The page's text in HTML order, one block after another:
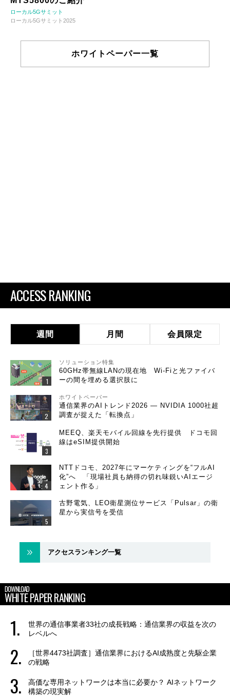
ローカル5Gサミット
ローカル5Gサミット2025
ホワイトペーパー一覧
ACCESS RANKING
週間 月間 会員限定
ソリューション特集
60GHz帯無線LANの現在地 Wi-Fiと光ファイバ
ーの間を埋める選択肢に
ホワイトペーパー
通信業界のAIトレンド2026 ― NVIDIA 1000社超
調査が捉えた「転換点」
MEEQ、楽天モバイル回線を先行提供 ドコモ回
線はeSIM提供開始
NTTドコモ、2027年にマーケティングを“フルAI
化”へ 「現場社員も納得の切れ味鋭いAIエージ
ェント作る」
古野電気、LEO衛星測位サービス「Pulsar」の衛
星から実信号を受信
アクセスランキング一覧
DOWNLOAD
WHITE PAPER RANKING
世界の通信事業者33社の成長戦略：通信業界の収益を次の
レベルへ
［世界4473社調査］通信業界におけるAI成熟度と先駆企業
の戦略
高価な専用ネットワークは本当に必要か？ AIネットワーク
構築の現実解